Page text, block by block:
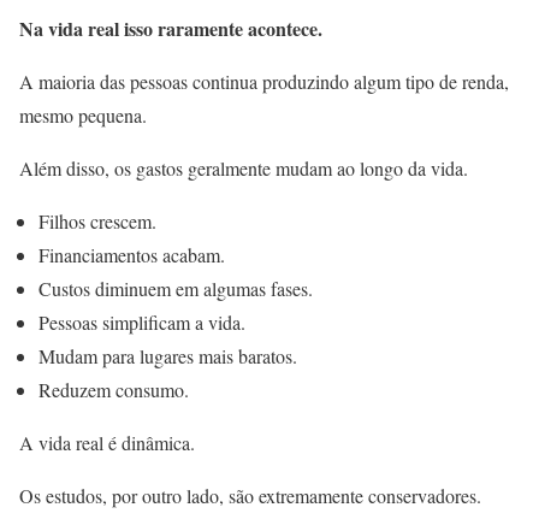
Na vida real isso raramente acontece.
A maioria das pessoas continua produzindo algum tipo de renda,
mesmo pequena.
Além disso, os gastos geralmente mudam ao longo da vida.
Filhos crescem.
Financiamentos acabam.
Custos diminuem em algumas fases.
Pessoas simplificam a vida.
Mudam para lugares mais baratos.
Reduzem consumo.
A vida real é dinâmica.
Os estudos, por outro lado, são extremamente conservadores.